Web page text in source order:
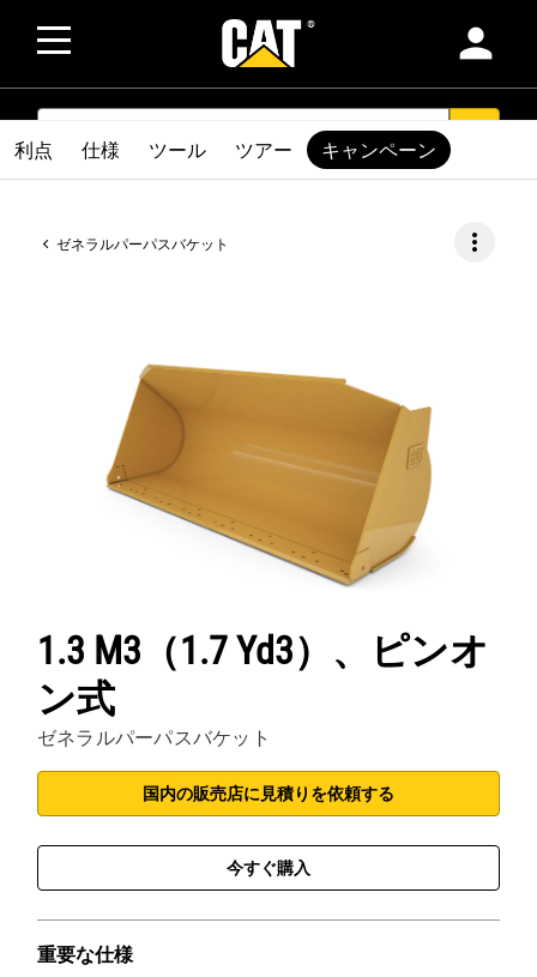
person
SEARCH
ゼネラルパーパスバケット more_vert
1.3 M3（1.7 Yd3）、ピンオ
ン式
ゼネラルパーパスバケット
国内の販売店に見積りを依頼する
今すぐ購入
重要な仕様
利点 仕様 ツール ツアー キャンペーン